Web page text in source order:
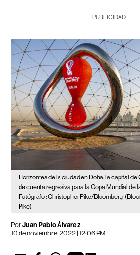
PUBLICIDAD
Horizontes de la ciudad en Doha, la capital de
de cuenta regresiva para la Copa Mundial de
Fotógrafo : Christopher Pike/Bloomberg
Pike)
PorJuan Pablo Álvarez
10 de noviembre, 2022 | 12:06 PM